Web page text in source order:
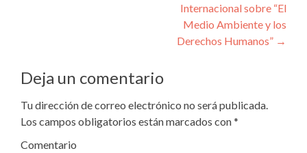
Internacional sobre “El
Medio Ambiente y los
Derechos Humanos” →
Deja un comentario
Tu dirección de correo electrónico no será publicada.
Los campos obligatorios están marcados con*
Comentario